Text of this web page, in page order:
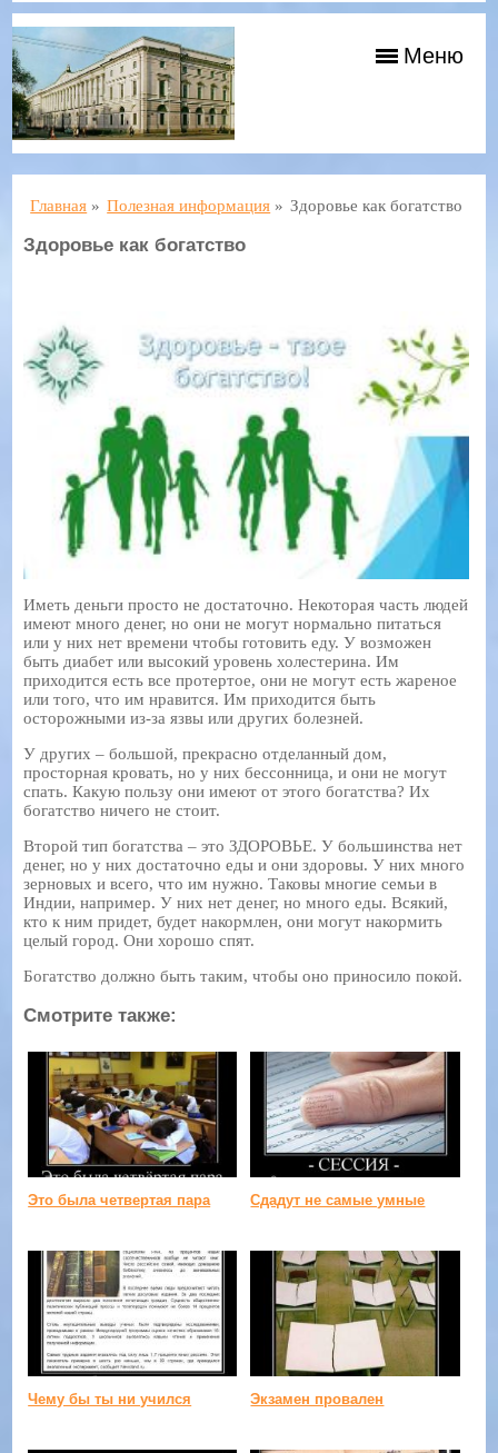
Меню
Главная » Полезная информация » Здоровье как богатство
Здоровье как богатство
Иметь деньги просто не достаточно. Некоторая часть людей
имеют много денег, но они не могут нормально питаться
или у них нет времени чтобы готовить еду. У возможен
быть диабет или высокий уровень холестерина. Им
приходится есть все протертое, они не могут есть жареное
или того, что им нравится. Им приходится быть
осторожными из-за язвы или других болезней.
У других – большой, прекрасно отделанный дом,
просторная кровать, но у них бессонница, и они не могут
спать. Какую пользу они имеют от этого богатства? Их
богатство ничего не стоит.
Второй тип богатства – это ЗДОРОВЬЕ. У большинства нет
денег, но у них достаточно еды и они здоровы. У них много
зерновых и всего, что им нужно. Таковы многие семьи в
Индии, например. У них нет денег, но много еды. Всякий,
кто к ним придет, будет накормлен, они могут накормить
целый город. Они хорошо спят.
Богатство должно быть таким, чтобы оно приносило покой.
Смотрите также:
Это была четвертая пара Сдадут не самые умные
Чему бы ты ни учился Экзамен провален